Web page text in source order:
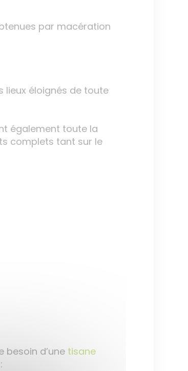
par macération
lieux éloignés de toute
également toute la
complets tant sur le
d’une tisane